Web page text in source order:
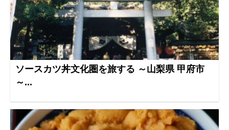
ソースカツ丼文化圏を旅する ～山梨県 甲府市
～...